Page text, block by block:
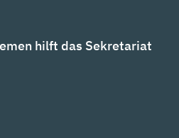
hilft das Sekretariat